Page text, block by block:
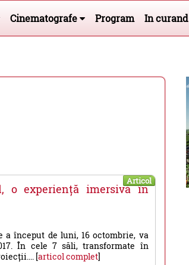
Cinematografe Program In curand
Articol
o experiență imersivă în
a început de luni, 16 octombrie, va
În cele 7 săli, transformate în
[articol complet]